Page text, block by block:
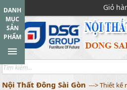
Giỏ
Nội Thất Đông Sài Gòn ---> Thiết
DANH
MỤC
SẢN
PHẨM